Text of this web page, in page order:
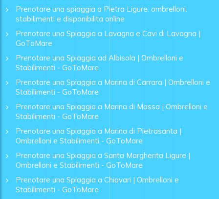
Prenotare una spiaggia a Pietra Ligure: ombrelloni,
stabilimenti e disponibilita online
Prenotare una Spiaggia a Lavagna e Cavi di Lavagna |
GoToMare
Prenotare una Spiaggia ad Albisola | Ombrelloni e
Stabilimenti - GoToMare
Prenotare una Spiaggia a Marina di Carrara | Ombrelloni e
Stabilimenti - GoToMare
Prenotare una Spiaggia a Marina di Massa | Ombrelloni e
Stabilimenti - GoToMare
Prenotare una Spiaggia a Marina di Pietrasanta |
Ombrelloni e Stabilimenti - GoToMare
Prenotare una Spiaggia a Santa Margherita Ligure |
Ombrelloni e Stabilimenti - GoToMare
Prenotare una Spiaggia a Chiavari | Ombrelloni e
Stabilimenti - GoToMare